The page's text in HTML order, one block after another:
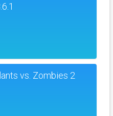
vs. Zombies 2